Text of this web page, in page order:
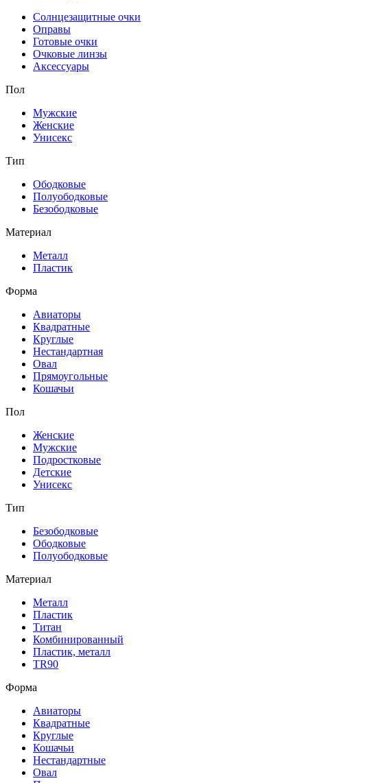
Солнцезащитные очки
Оправы
Готовые очки
Очковые линзы
Аксессуары
Пол
Мужские
Женские
Унисекс
Тип
Ободковые
Полуободковые
Безободковые
Материал
Металл
Пластик
Форма
Авиаторы
Квадратные
Круглые
Нестандартная
Овал
Прямоугольные
Кошачьи
Пол
Женские
Мужские
Подростковые
Детские
Унисекс
Тип
Безободковые
Ободковые
Полуободковые
Материал
Металл
Пластик
Титан
Комбинированный
Пластик, металл
TR90
Форма
Авиаторы
Квадратные
Круглые
Кошачьи
Нестандартные
Овал